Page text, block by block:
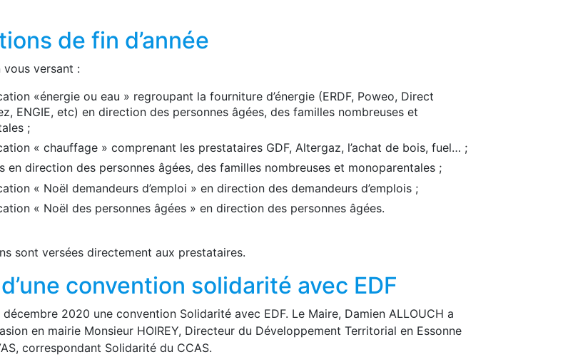
de fin d’année
vous versant :
«énergie ou eau » regroupant la fourniture d’énergie (ERDF, Poweo, Direct
ENGIE, etc) en direction des personnes âgées, des familles nombreuses et
;
« chauffage » comprenant les prestataires GDF, Altergaz, l’achat de bois, fuel… ;
en direction des personnes âgées, des familles nombreuses et monoparentales ;
« Noël demandeurs d’emploi » en direction des demandeurs d’emplois ;
« Noël des personnes âgées » en direction des personnes âgées.
sont versées directement aux prestataires.
convention solidarité avec EDF
décembre 2020 une convention Solidarité avec EDF. Le Maire, Damien ALLOUCH a
en mairie Monsieur HOIREY, Directeur du Développement Territorial en Essonne
correspondant Solidarité du CCAS.